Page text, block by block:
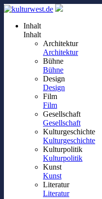
Inhalt
Inhalt
Architektur
Architektur
Bühne
Bühne
Design
Design
Film
Film
Gesellschaft
Gesellschaft
Kulturgeschichte
Kulturgeschichte
Kulturpolitik
Kulturpolitik
Kunst
Kunst
Literatur
Literatur